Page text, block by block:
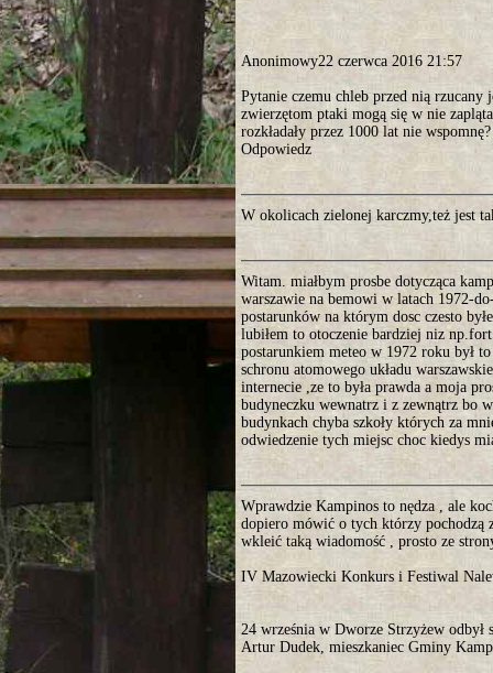
Anonimowy22 czerwca 2016 21:57
Pytanie czemu chleb przed nią
zwierzętom ptaki mogą się w nie
rozkładały przez 1000 lat nie
Odpowiedz
W okolicach zielonej karczmy,też jest
Witam. miałbym prosbe dotycząca
warszawie na bemowi w latach 1972-
postarunków na którym dosc czesto
lubiłem to otoczenie bardziej niz
postarunkiem meteo w 1972 roku był
schronu atomowego układu
internecie ,ze to była prawda a moja
budyneczku wewnatrz i z zewnątrz bo
budynkach chyba szkoły których za
odwiedzenie tych miejsc choc kiedys
Wprawdzie Kampinos to nędza , ale
dopiero mówić o tych którzy pochodzą
wkleić taką wiadomość , prosto ze
IV Mazowiecki Konkurs i Festiwal
24 września w Dworze Strzyżew
Artur Dudek, mieszkaniec Gminy